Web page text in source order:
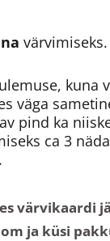
kuna
väga
pind ka
ca 3
värvikaardi
ja küsi